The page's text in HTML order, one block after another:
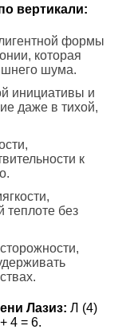
вертикали:
формы
которая
шума.
инициативы и
даже в тихой,
к
теплоте без
Лазиз: Л (4)
4 = 6.